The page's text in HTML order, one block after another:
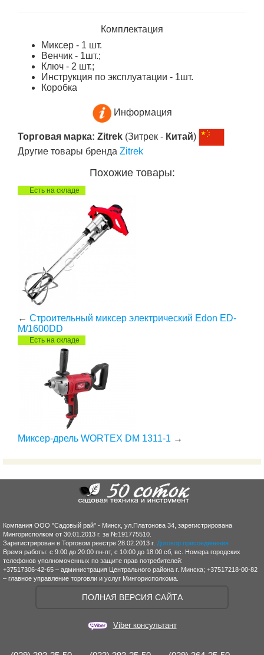
Комплектация
Миксер - 1 шт.
Венчик - 1шт.;
Ключ - 2 шт.;
Инструкция по эксплуатации - 1шт.
Коробка
Информация
Торговая марка: Zitrek (Зитрек - Китай)
Другие товары бренда Zitrek
Похожие товары:
Есть на складе
← Строительный миксер электрический Edon ED-
M/1600DD
Есть на складе
Миксер-дрель WORTEX DM 1311-1 →
Компания ООО "Садовый рай" - Минск, ул.Платонова 34, зарегистрирована
Мингорисполком от 30.01.2013 г. за №191775510.
Зарегистрирован в Торговом реестре 28.02.2013 г. Договор присоединения
Время работы: с 9:00 до 20:00 пн-пт, с 10:00 до 18:00 сб, вс. Номера городских
телефонов уполномоченных по защите прав потребителей:
+37517306-42-65 – администрация Центрального района г. Минска; +37517218-00-82
– главное управление торговли и услуг Мингорисполкома.
ПОЛНАЯ ВЕРСИЯ САЙТА
Viber консультант